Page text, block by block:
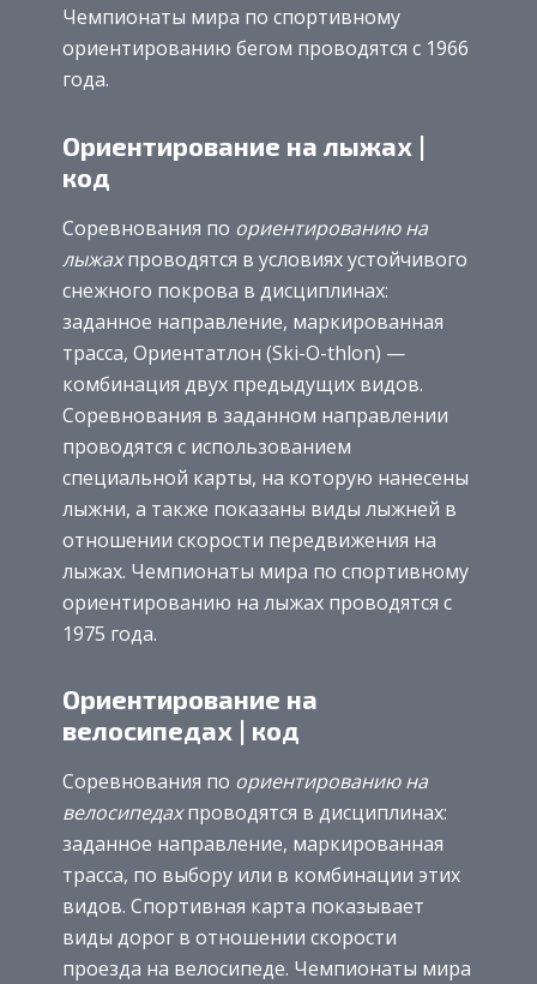
Чемпионаты мира по спортивному
ориентированию бегом проводятся c 1966
года.
Ориентирование на лыжах |
код
Соревнования по ориентированию на
лыжахпроводятся в условиях устойчивого
снежного покрова в дисциплинах:
заданное направление, маркированная
трасса, Ориентатлон (Ski-O-thlon) —
комбинация двух предыдущих видов.
Соревнования в заданном направлении
проводятся с использованием
специальной карты, на которую нанесены
лыжни, а также показаны виды лыжней в
отношении скорости передвижения на
лыжах. Чемпионаты мира по спортивному
ориентированию на лыжах проводятся с
1975 года.
Ориентирование на
велосипедах | код
Соревнования по ориентированию на
велосипедахпроводятся в дисциплинах:
заданное направление, маркированная
трасса, по выбору или в комбинации этих
видов. Спортивная карта показывает
виды дорог в отношении скорости
проезда на велосипеде. Чемпионаты мира